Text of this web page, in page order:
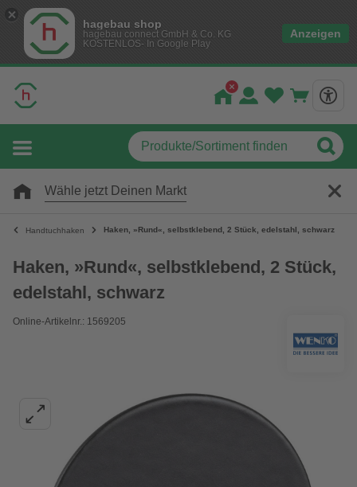
hagebau shop
hagebau connect GmbH & Co. KG
KOSTENLOS- In Google Play
Anzeigen
Wähle jetzt Deinen Markt
Handtuchhaken Haken, »Rund«, selbstklebend, 2 Stück, edelstahl, schwarz
Haken, »Rund«, selbstklebend, 2 Stück,
edelstahl, schwarz
Online-Artikelnr.: 1569205